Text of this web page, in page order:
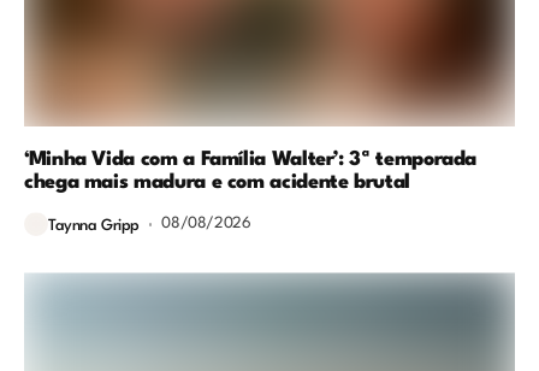
‘Minha Vida com a Família Walter’: 3ª temporada
chega mais madura e com acidente brutal
Taynna Gripp 08/08/2026